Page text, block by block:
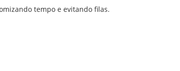
tempo e evitando filas.